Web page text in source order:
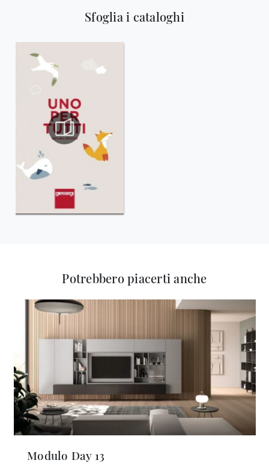
Sfoglia i cataloghi
Potrebbero piacerti anche
Modulo Day 13